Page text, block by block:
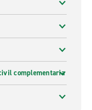
complementaria